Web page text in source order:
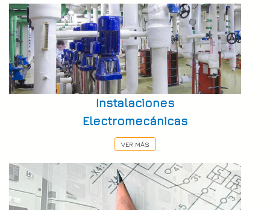
Instalaciones
Electromecánicas
VER MÁS